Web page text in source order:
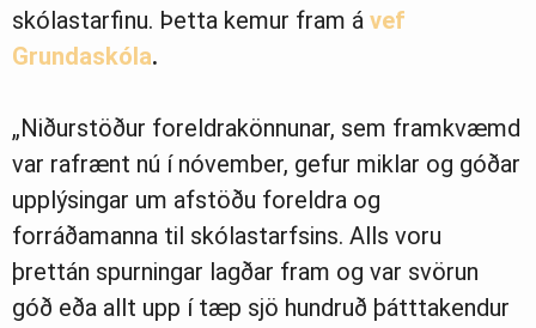
skólastarfinu. Þetta kemur fram á vef
Grundaskóla.
„Niðurstöður foreldrakönnunar, sem framkvæmd
var rafrænt nú í nóvember, gefur miklar og góðar
upplýsingar um afstöðu foreldra og
forráðamanna til skólastarfsins. Alls voru
þrettán spurningar lagðar fram og var svörun
góð eða allt upp í tæp sjö hundruð þátttakendur